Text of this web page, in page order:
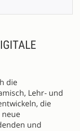
die
Lehr- und
die
und